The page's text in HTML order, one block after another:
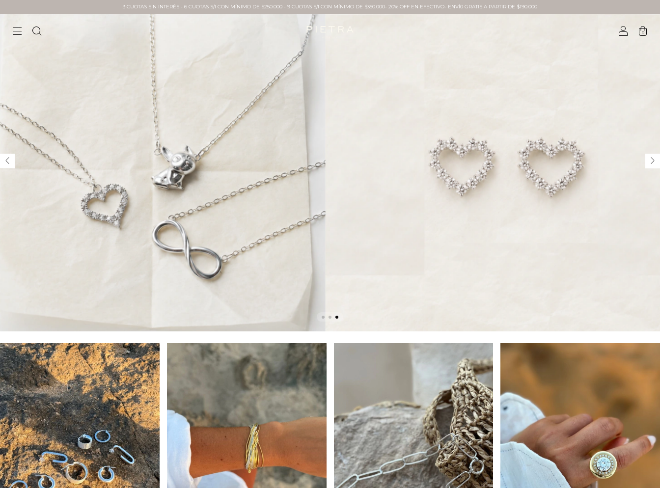
3 CUOTAS SIN INTERÉS - 6 CUOTAS S/I CON MÍNIMO DE $250.000 - 9 CUOTAS S/I CON MÍNIMO DE $350.000- 20% OFF EN EFECTIVO- ENVÍ0 GRATIS A PARTIR DE $190.000
0